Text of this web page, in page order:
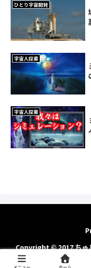
ひとり宇宙開発
宇宙人探索
宇宙人探索
Copyright © 2017 ちゅ